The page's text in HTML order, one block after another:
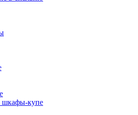
шкафы-купе